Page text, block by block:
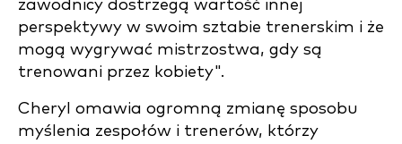
zawodnicy dostrzegą wartość innej
perspektywy w swoim sztabie trenerskim i że
mogą wygrywać mistrzostwa, gdy są
trenowani przez kobiety".
Cheryl omawia ogromną zmianę sposobu
myślenia zespołów i trenerów, którzy